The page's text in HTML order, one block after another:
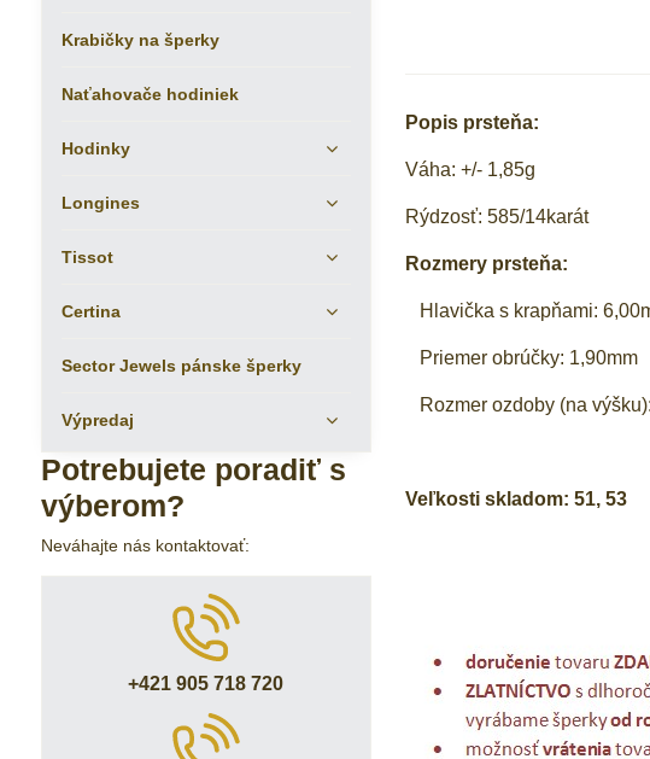
Popis prsteňa:
Váha: +/- 1,85g
Rýdzosť: 585/14karát
Rozmery prsteňa:
Hlavička s krapňami:
Priemer obrúčky: 1,90mm
Rozmer ozdoby (na
Veľkosti skladom: 51, 53
Krabičky na šperky
Naťahovače hodiniek
Hodinky
Longines
Tissot
Certina
Sector Jewels pánske šperky
Výpredaj
Potrebujete poradiť s
výberom?
Neváhajte nás kontaktovať:
+421 905 718 720